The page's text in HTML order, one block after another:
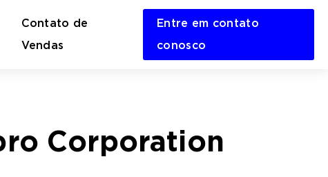
Contato de
Vendas
Entre em contato
conosco
Corporation